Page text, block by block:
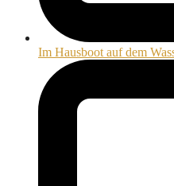
Im Hausboot auf dem